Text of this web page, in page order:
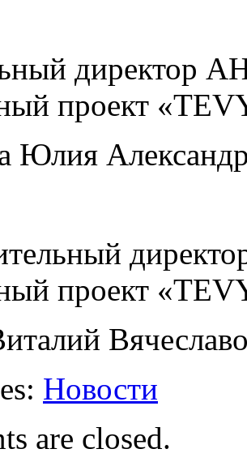
директор
проект
Юлия
проект
Новости
are closed.